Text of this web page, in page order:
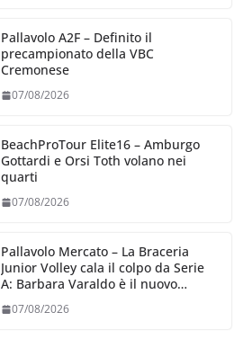
Pallavolo A2F – Definito il
precampionato della VBC
Cremonese
07/08/2026
BeachProTour Elite16 – Amburgo
Gottardi e Orsi Toth volano nei
quarti
07/08/2026
Pallavolo Mercato – La Braceria
Junior Volley cala il colpo da Serie
A: Barbara Varaldo è il nuovo
07/08/2026